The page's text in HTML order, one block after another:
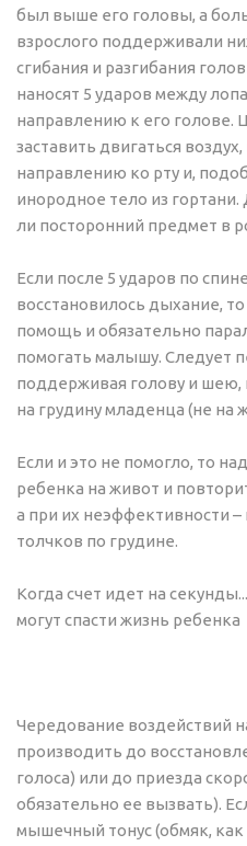
был выше его головы, а
взрослого поддерживали
сгибания и разгибания
наносят 5 ударов между
направлению к его голове.
заставить двигаться
направлению ко рту и,
инородное тело из
ли посторонний предмет в
Если после 5 ударов по
восстановилось дыхание,
помощь и обязательно
помогать малышу. Следует
поддерживая голову и шею,
на грудину младенца (не на
Если и это не помогло, то
ребенка на живот и
а при их неэффективности –
толчков по грудине.
Когда счет идет на
могут спасти жизнь ребенка
Чередование воздействий
производить до
голоса) или до приезда
обязательно ее вызвать).
мышечный тонус (обмяк, как